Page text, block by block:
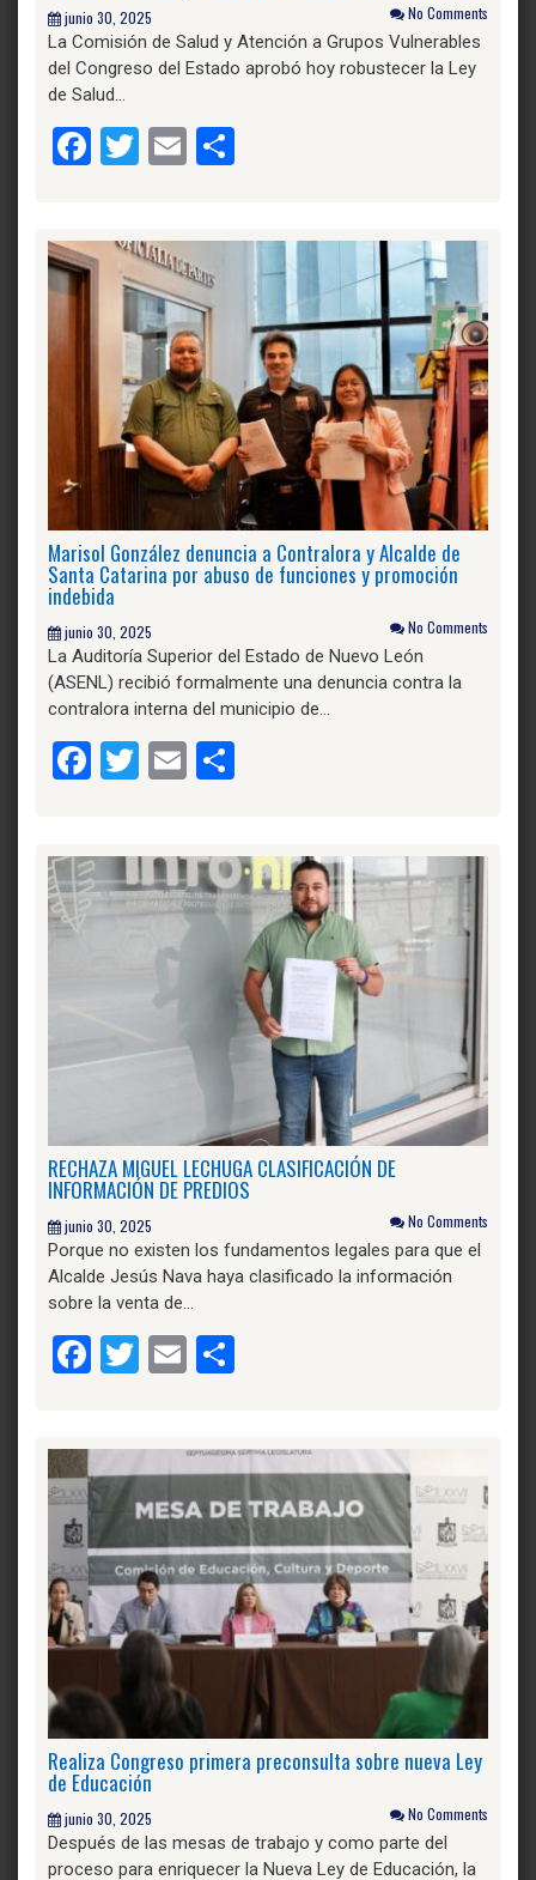
junio 30, 2025 No Comments
La Comisión de Salud y Atención a Grupos Vulnerables
del Congreso del Estado aprobó hoy robustecer la Ley
de Salud…
Facebook
Twitter
Email
Marisol González denuncia a Contralora y Alcalde de
Santa Catarina por abuso de funciones y promoción
indebida
junio 30, 2025 No Comments
La Auditoría Superior del Estado de Nuevo León
(ASENL) recibió formalmente una denuncia contra la
contralora interna del municipio de…
Facebook
Twitter
Email
RECHAZA MIGUEL LECHUGA CLASIFICACIÓN DE
INFORMACIÓN DE PREDIOS
junio 30, 2025 No Comments
Porque no existen los fundamentos legales para que el
Alcalde Jesús Nava haya clasificado la información
sobre la venta de…
Facebook
Twitter
Email
Realiza Congreso primera preconsulta sobre nueva Ley
de Educación
junio 30, 2025 No Comments
Después de las mesas de trabajo y como parte del
proceso para enriquecer la Nueva Ley de Educación, la